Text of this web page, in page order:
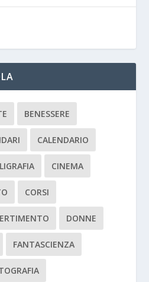
BENESSERE
CALENDARIO
CINEMA
CORSI
DONNE
FANTASCIENZA